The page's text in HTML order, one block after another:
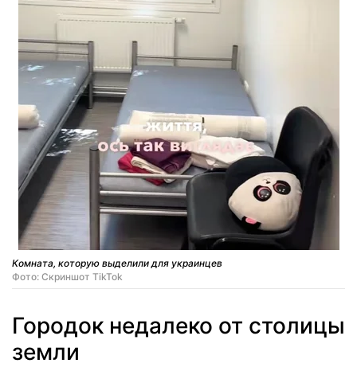
Комната, которую выделили для украинцев
Фото: Скриншот TikTok
Городок недалеко от столицы
земли